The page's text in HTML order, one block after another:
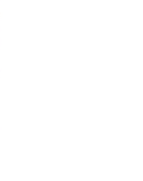
en de wind